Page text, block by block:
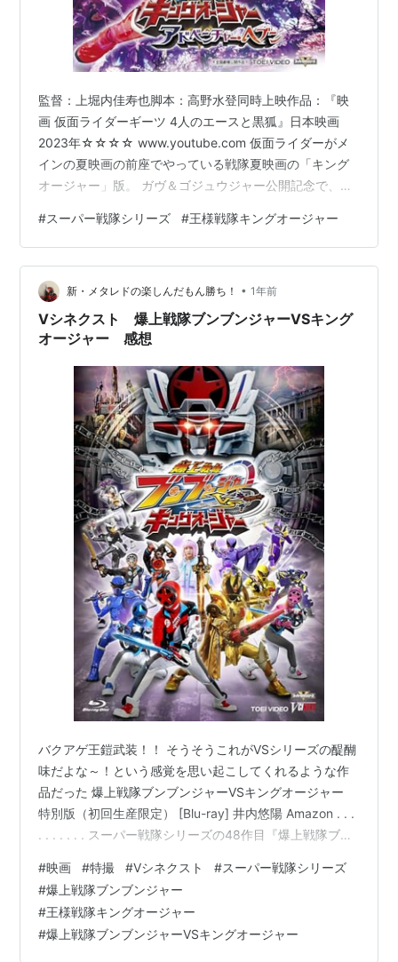
監督：上堀内佳寿也脚本：高野水登同時上映作品：『映
画 仮面ライダーギーツ 4人のエースと黒狐』日本映画
2023年☆☆☆☆ www.youtube.com 仮面ライダーがメ
インの夏映画の前座でやっている戦隊夏映画の「キング
オージャー」版。 ガヴ＆ゴジュウジャー公開記念で、
「まあライダーのおまけでやってるのが戦隊映画だから
ね（苦笑）」っていうのばかりだと思ってました。ぶっ
ちゃけ、ナーメテーター。このキングオージャー凄い。
尺はいつもと大差は無いのに、おまえらなめんなよ、本
気出せば戦隊映画でもこれくらいのもの作れるんだぞ！
って言われてると感じたく…
#スーパー戦隊シリーズ #王様戦隊キングオージャー
新・メタレドの楽しんだもん勝ち！ • 1年前
Vシネクスト 爆上戦隊ブンブンジャーVSキング
オージャー 感想
バクアゲ王鎧武装！！ そうそうこれがVSシリーズの醍醐
味だよな～！という感覚を思い起こしてくれるような作
品だった 爆上戦隊ブンブンジャーVSキングオージャー
特別版（初回生産限定） [Blu-ray] 井内悠陽 Amazon . . .
. . . . . . . スーパー戦隊シリーズの48作目『爆上戦隊ブン
この2作が共演するVSシリーズが先日公開されました。
いずれも登場キャラクターの描写で絶大なキャラ人気を
獲得した作品であることから、両戦隊の組み合わせは以
前から注目していたところ。僕自身この2作の相性はとて
#映画 #特撮 #Vシネクスト #スーパー戦隊シリーズ
#爆上戦隊ブンブンジャー
#王様戦隊キングオージャー
#爆上戦隊ブンブンジャーVSキングオージャー